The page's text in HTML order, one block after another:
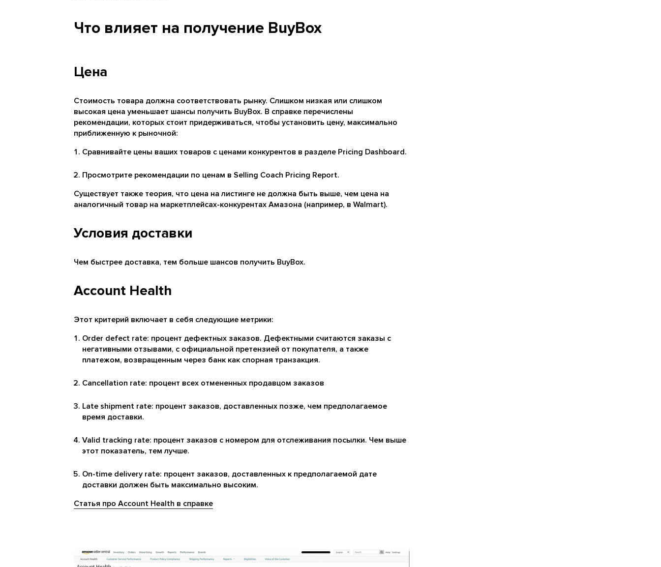
Что влияет на получение BuyBox
Цена
Стоимость товара должна соответствовать рынку. Слишком низкая или слишком
высокая цена уменьшает шансы получить BuyBox. В справке перечислены
рекомендации, которых стоит придерживаться, чтобы установить цену, максимально
приближенную к рыночной:
Сравнивайте цены ваших товаров с ценами конкурентов в разделе Pricing Dashboard.
Просмотрите рекомендации по ценам в Selling Coach Pricing Report.
Существует также теория, что цена на листинге не должна быть выше, чем цена на
аналогичный товар на маркетплейсах-конкурентах Амазона (например, в Walmart).
Условия доставки
Чем быстрее доставка, тем больше шансов получить BuyBox.
Account Health
Этот критерий включает в себя следующие метрики:
Order defect rate: процент дефектных заказов. Дефектными считаются заказы с
негативными отзывами, с официальной претензией от покупателя, а также
платежом, возвращенным через банк как спорная транзакция.
Cancellation rate: процент всех отмененных продавцом заказов
Late shipment rate: процент заказов, доставленных позже, чем предполагаемое
время доставки.
Valid tracking rate: процент заказов с номером для отслеживания посылки. Чем выше
этот показатель, тем лучше.
On-time delivery rate: процент заказов, доставленных к предполагаемой дате
доставки должен быть максимально высоким.
Статья про Account Health в справке